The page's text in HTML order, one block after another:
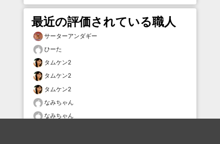
最近の評価されている職人
サーターアンダギー
ひーた
タムケン2
タムケン2
タムケン2
なみちゃん
なみちゃん